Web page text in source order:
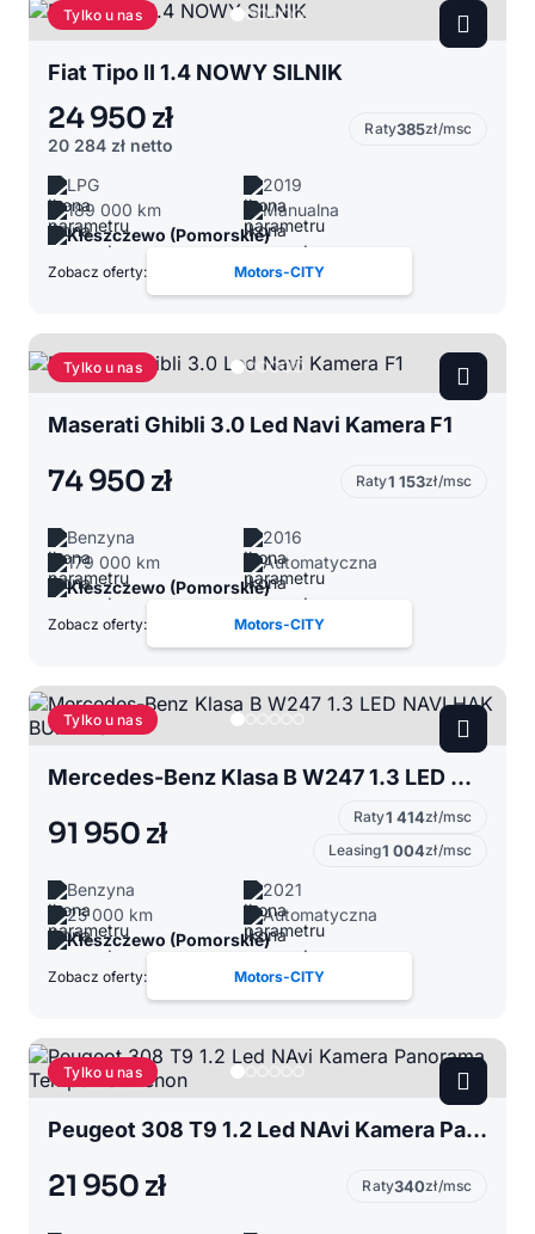
Tylko u nas
Fiat Tipo II 1.4 NOWY SILNIK
24 950 zł
20 284 zł netto
Raty385zł/msc
LPG
2019
189 000 km
Manualna
Kleszczewo (Pomorskie)
Zobacz oferty: Motors-CITY
Tylko u nas
Maserati Ghibli 3.0 Led Navi Kamera F1
74 950 zł Raty1 153zł/msc
Benzyna
2016
179 000 km
Automatyczna
Kleszczewo (Pomorskie)
Zobacz oferty: Motors-CITY
Tylko u nas
Mercedes-Benz Klasa B W247 1.3 LED NAVI HAK BURMASTER
91 950 zł Raty1 414zł/msc
Leasing1 004zł/msc
Benzyna
2021
25 000 km
Automatyczna
Kleszczewo (Pomorskie)
Zobacz oferty: Motors-CITY
Tylko u nas
Peugeot 308 T9 1.2 Led NAvi Kamera Panorama Tempomat Xenon
21 950 zł Raty340zł/msc